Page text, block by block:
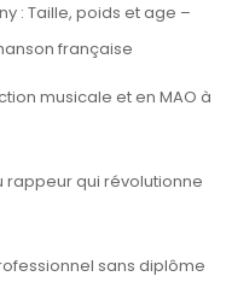
: Taille, poids et age –
française
musicale et en MAO à
rappeur qui révolutionne
sans diplôme